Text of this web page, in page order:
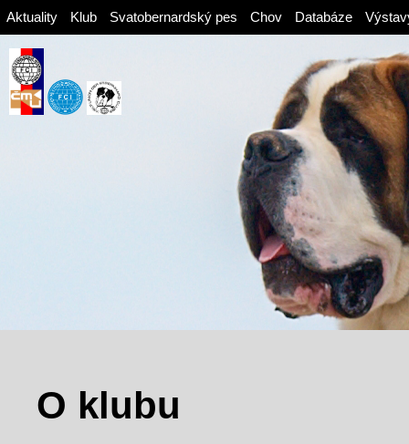
Aktuality Klub Svatobernardský pes Chov Databáze
O klubu